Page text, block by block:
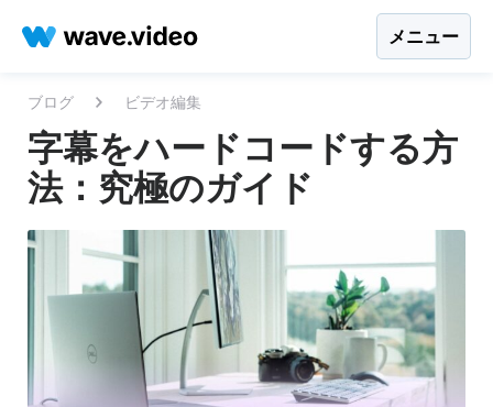
メニュー
ブログ ビデオ編集
字幕をハードコードする方
法：究極のガイド